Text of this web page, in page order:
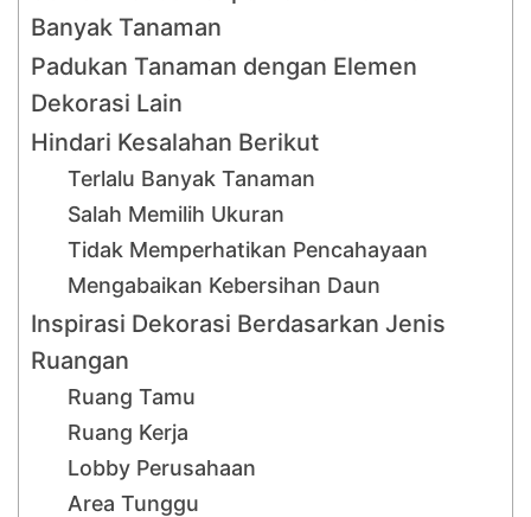
Banyak Tanaman
Padukan Tanaman dengan Elemen
Dekorasi Lain
Hindari Kesalahan Berikut
Terlalu Banyak Tanaman
Salah Memilih Ukuran
Tidak Memperhatikan Pencahayaan
Mengabaikan Kebersihan Daun
Inspirasi Dekorasi Berdasarkan Jenis
Ruangan
Ruang Tamu
Ruang Kerja
Lobby Perusahaan
Area Tunggu